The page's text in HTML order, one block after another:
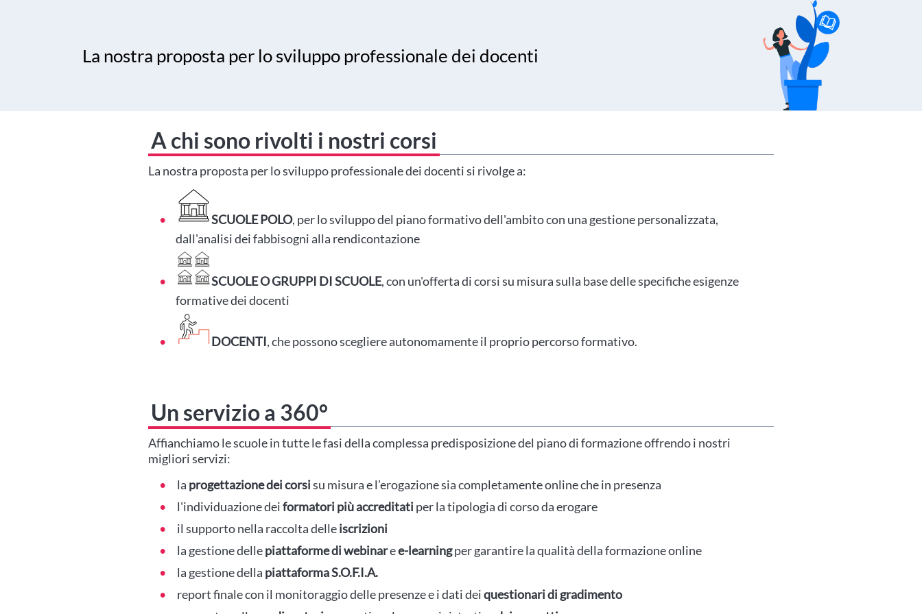
La nostra proposta per lo sviluppo professionale dei docenti
A chi sono rivolti i nostri corsi
La nostra proposta per lo sviluppo professionale dei docenti si rivolge a:
SCUOLE POLO, per lo sviluppo del piano formativo dell'ambito con una gestione personalizzata,
dall'analisi dei fabbisogni alla rendicontazione
SCUOLE O GRUPPI DI SCUOLE, con un'offerta di corsi su misura sulla base delle specifiche esigenze
formative dei docenti
DOCENTI, che possono scegliere autonomamente il proprio percorso formativo.
Un servizio a 360°
Affianchiamo le scuole in tutte le fasi della complessa predisposizione del piano di formazione offrendo i nostri
migliori servizi:
la progettazione dei corsisu misura e l’erogazione sia completamente online che in presenza
l'individuazione deiformatori più accreditatiper la tipologia di corso da erogare
il supporto nella raccolta delleiscrizioni
la gestione dellepiattaforme di webinaree-learningper garantire la qualità della formazione online
la gestione della piattaforma S.O.F.I.A.
report finale con il monitoraggio delle presenze e i dati deiquestionari di gradimento